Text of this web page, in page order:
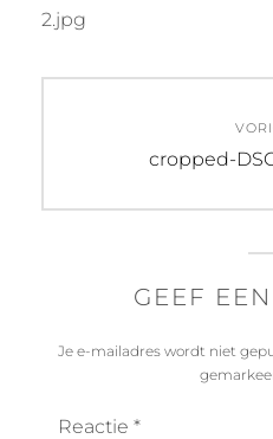
2.jpg
navigatie
Vorig
cropped-
GEEF
Je e-mailadres wordt niet
Reactie *